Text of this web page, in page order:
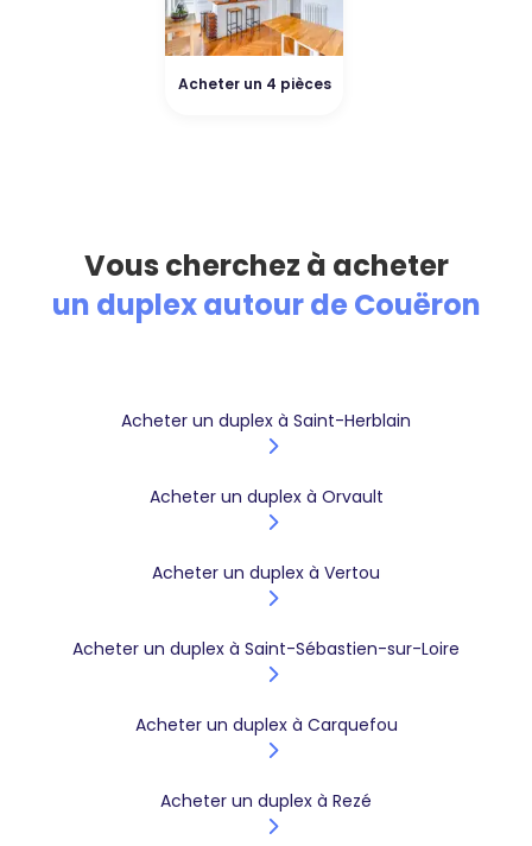
Acheter un 4 pièces
Vous cherchez à acheter
un duplex autour de Couëron
Acheter un duplex à Saint-Herblain
Acheter un duplex à Orvault
Acheter un duplex à Vertou
Acheter un duplex à Saint-Sébastien-sur-Loire
Acheter un duplex à Carquefou
Acheter un duplex à Rezé